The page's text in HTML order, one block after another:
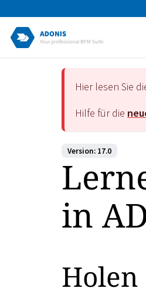
Hier lesen Sie
Hilfe für die
Version: 17.0
in